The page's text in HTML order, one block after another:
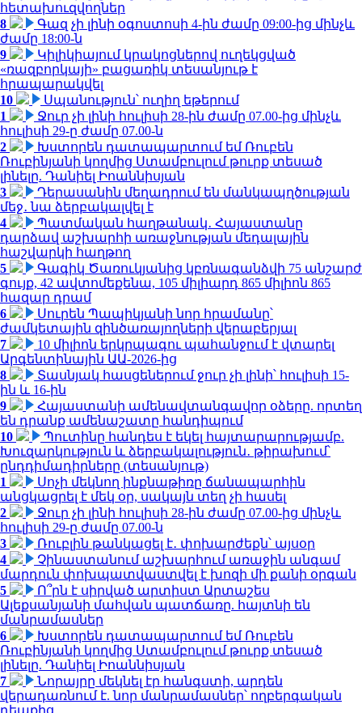
հետախուզվողներ
8
Գազ չի լինի օգոստոսի 4-ին ժամը 09:00-ից մինչև
ժամը 18:00-ն
9
Կիլիկիայում կրակոցներով ուղեկցված
«ռազբորկայի» բացառիկ տեսանյութ է
հրապարակվել
10
Սպանություն՝ ուղիղ եթերում
1
Ջուր չի լինի հուլիսի 28-ին ժամը 07.00-ից մինչև
հուլիսի 29-ը ժամը 07.00-ն
2
Խստորեն դատապարտում եմ Ռուբեն
Ռուբինյանի կողմից Ստամբուլում թուրք տեսած
լինելը. Դանիել Իոաննիսյան
3
Դերասանին մեղադրում են մանկապղծության
մեջ․ նա ձերբակալվել է
4
Պատմական հաղթանակ․ Հայաստանը
դարձավ աշխարհի առաջնության մեդալային
հաշվարկի հաղթող
5
Գագիկ Ծառուկյանից կբռնագանձվի 75 անշարժ
գույք, 42 ավտոմեքենա, 105 միլիարդ 865 միլիոն 865
հազար դրամ
6
Սուրեն Պապիկյանի նոր հրամանը՝
ժամկետային զինծառայողների վերաբերյալ
7
10 միլիոն երկրպագու պահանջում է վտարել
Արգենտինային ԱԱ-2026-ից
8
Տասնյակ հասցեներում ջուր չի լինի՝ հուլիսի 15-
ին և 16-ին
9
Հայաստանի ամենավտանգավոր օձերը. որտեղ
են դրանք ամենաշատը հանդիպում
10
Պուտինը հանդես է եկել հայտարարությամբ.
Խուզարկություն և ձերբակալություն․ թիրախում՝
ընդդիմադիրները (տեսանյութ)
1
Սոչի մեկնող ինքնաթիռը ճանապարհին
անցկացրել է մեկ օր, սակայն տեղ չի հասել
2
Ջուր չի լինի հուլիսի 28-ին ժամը 07.00-ից մինչև
հուլիսի 29-ը ժամը 07.00-ն
3
Ռուբլին թանկացել է․ փոխարժեքն՝ այսօր
4
Չինաստանում աշխարհում առաջին անգամ
մարդուն փոխպատվաստվել է խոզի մի քանի օրգան
5
Ո՞րն է սիրված արտիստ Արտաշես
Ալեքսանյանի մահվան պատճառը. հայտնի են
մանրամասներ
6
Խստորեն դատապարտում եմ Ռուբեն
Ռուբինյանի կողմից Ստամբուլում թուրք տեսած
լինելը. Դանիել Իոաննիսյան
7
Նորայրը մեկնել էր հանգստի, արդեն
վերադառնում է. նոր մանրամասներ՝ ողբերգական
դեպքից